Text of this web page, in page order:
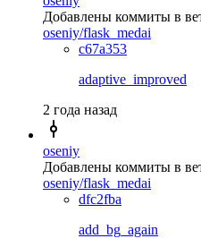
Добавлены коммиты в
oseniy/flask_medai
c67a353
adaptive_improved
2 года назад
oseniy
Добавлены коммиты в
oseniy/flask_medai
dfc2fba
add_bg_again